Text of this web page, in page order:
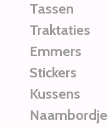
Tassen
Traktaties
Emmers
Stickers
Kussens